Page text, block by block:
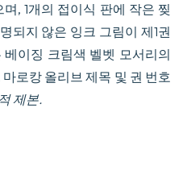
, 1개의 접이식 판에 작은 찢
되지 않은 잉크 그림이 제1권
이징 크림색 벨벳 모서리의
로캉 올리브 제목 및 권 번호
제본.